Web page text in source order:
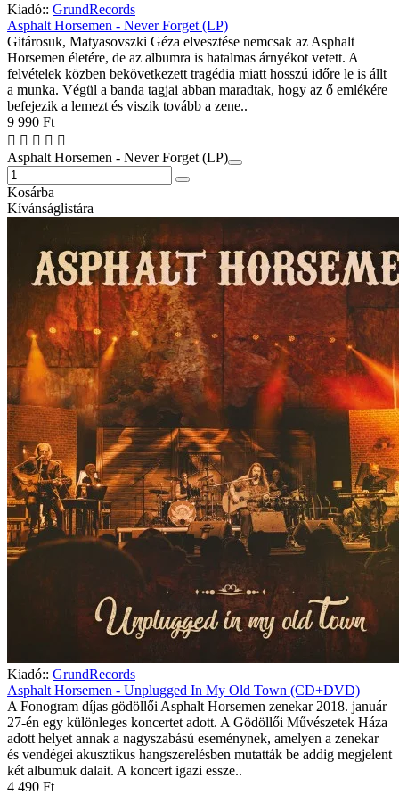
Kiadó:: GrundRecords
Asphalt Horsemen - Never Forget (LP)
Gitárosuk, Matyasovszki Géza elvesztése nemcsak az Asphalt
Horsemen életére, de az albumra is hatalmas árnyékot vetett. A
felvételek közben bekövetkezett tragédia miatt hosszú időre le is állt
a munka. Végül a banda tagjai abban maradtak, hogy az ő emlékére
befejezik a lemezt és viszik tovább a zene..
9 990 Ft
Asphalt Horsemen - Never Forget (LP)
Kosárba
Kívánságlistára
Kiadó:: GrundRecords
Asphalt Horsemen - Unplugged In My Old Town (CD+DVD)
A Fonogram díjas gödöllői Asphalt Horsemen zenekar 2018. január
27-én egy különleges koncertet adott. A Gödöllői Művészetek Háza
adott helyet annak a nagyszabású eseménynek, amelyen a zenekar
és vendégei akusztikus hangszerelésben mutatták be addig megjelent
két albumuk dalait. A koncert igazi essze..
4 490 Ft